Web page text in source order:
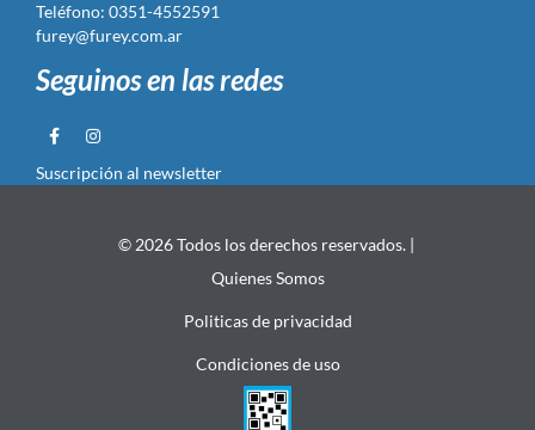
Teléfono: 0351-4552591
furey@furey.com.ar
Seguinos en las redes
Suscripción al newsletter
© 2026 Todos los derechos reservados. |
Quienes Somos
Politicas de privacidad
Condiciones de uso